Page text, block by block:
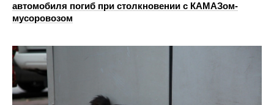
автомобиля погиб при столкновении с КАМАЗом-
мусоровозом